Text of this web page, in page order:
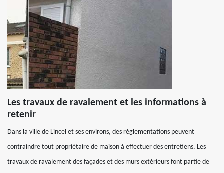
Les travaux de ravalement et les informations à
retenir
Dans la ville de Lincel et ses environs, des réglementations peuvent
contraindre tout propriétaire de maison à effectuer des entretiens. Les
travaux de ravalement des façades et des murs extérieurs font partie de